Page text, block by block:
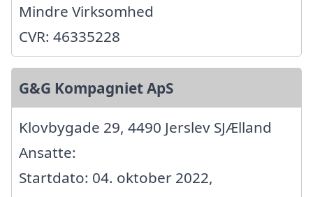
Mindre Virksomhed
CVR: 46335228
G&G Kompagniet ApS
Klovbygade 29, 4490 Jerslev SJÆlland
Ansatte:
Startdato: 04. oktober 2022,